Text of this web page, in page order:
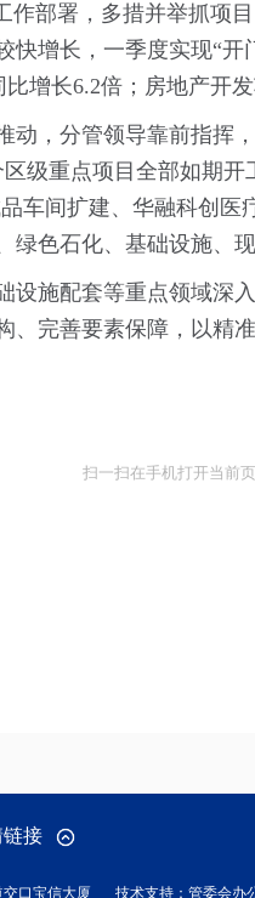
作部署，多措并举抓项
增长，一季度实现“
增长6.2倍；房地产开发
动，分管领导靠前指挥
级重点项目全部如期
车间扩建、华融科创
色石化、基础设施、
施配套等重点领域深
完善要素保障，以精
扫一扫在手机打开当前页
接
口宝信大厦 技术支持：管委会办